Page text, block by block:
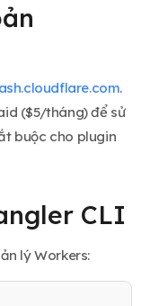
.
($5/tháng) để sử
buộc cho plugin
CLI
lý Workers: